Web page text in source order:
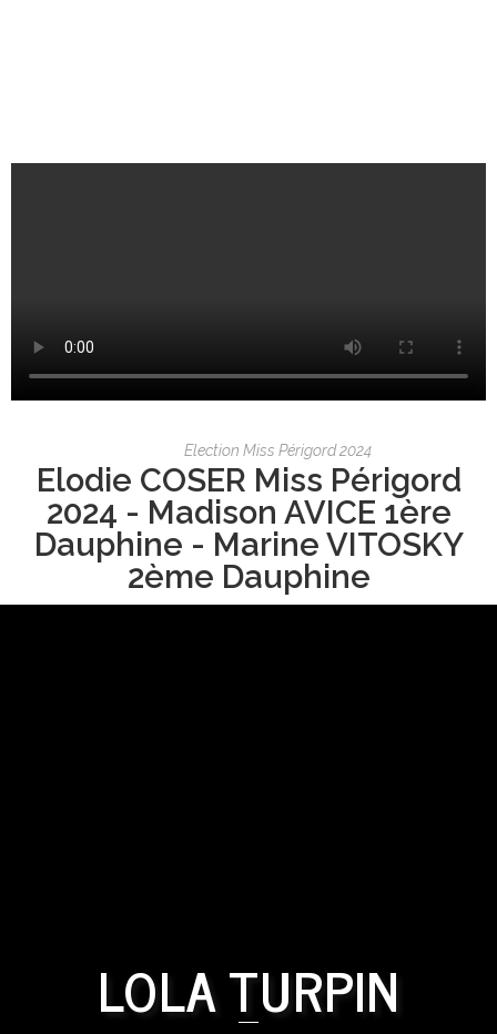
Election Miss Périgord 2024
Elodie COSER Miss Périgord
2024 - Madison AVICE 1ère
Dauphine - Marine VITOSKY
2ème Dauphine
LOLA TURPIN